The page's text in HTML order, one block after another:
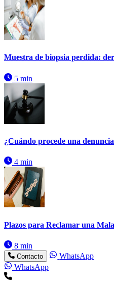
Muestra de biopsia perdida:
5 min
¿Cuándo procede una
4 min
Plazos para Reclamar una
8 min
Contacto
WhatsApp
WhatsApp